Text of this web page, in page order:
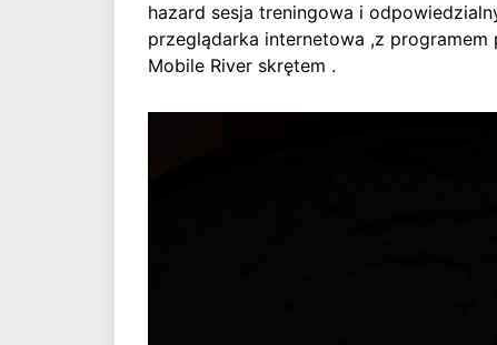
hazard sesja treningowa i
przeglądarka internetowa ,z
Mobile River skrętem .